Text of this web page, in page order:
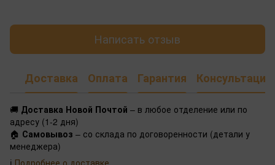
Написать отзыв
Доставка Оплата Гарантия Консультация
🚚 Доставка Новой Почтой – в любое отделение или по
адресу (1-2 дня)
🏠 Самовывоз – со склада по договоренности (детали у
менеджера)
ℹ️ Подробнее о доставке